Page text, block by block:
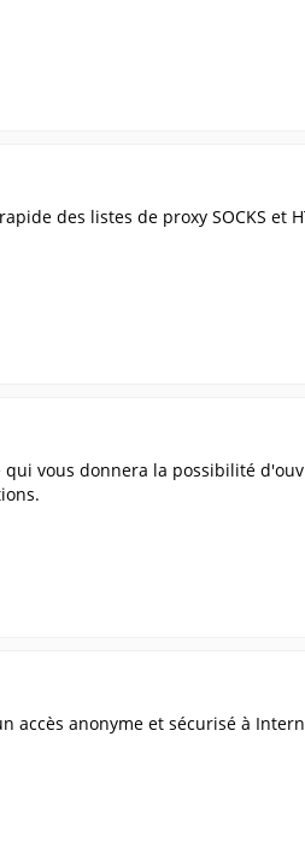
des listes de proxy SOCKS et
vous donnera la possibilité
accès anonyme et sécurisé à